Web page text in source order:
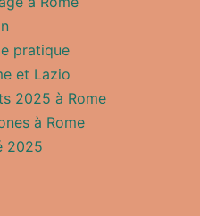
pratique
et Lazio
2025 à Rome
à Rome
2025